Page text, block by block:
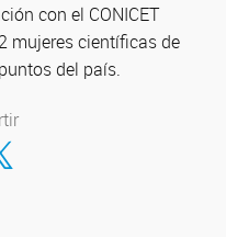
con el CONICET
mujeres científicas de
del país.
Facebook
en Twitter